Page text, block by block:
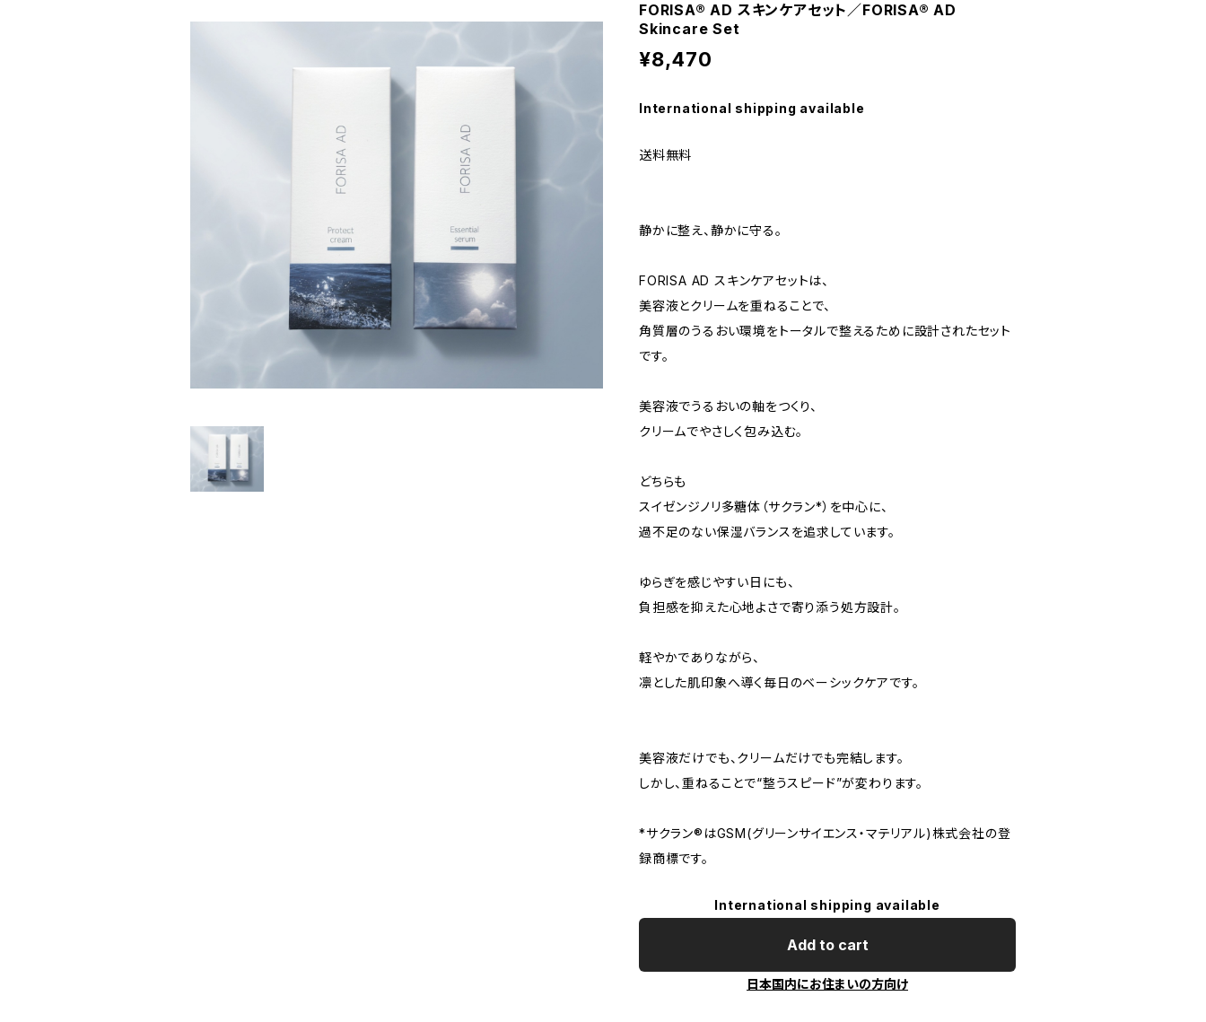
FORISA®︎ AD スキンケアセット／FORISA®︎ AD
Skincare Set
¥8,470
International shipping available
送料無料
静かに整え、静かに守る。
FORISA AD スキンケアセットは、
美容液とクリームを重ねることで、
角質層のうるおい環境をトータルで整えるために設計されたセット
です。
美容液でうるおいの軸をつくり、
クリームでやさしく包み込む。
どちらも
スイゼンジノリ多糖体（サクラン*）を中心に、
過不足のない保湿バランスを追求しています。
ゆらぎを感じやすい日にも、
負担感を抑えた心地よさで寄り添う処方設計。
軽やかでありながら、
凛とした肌印象へ導く毎日のベーシックケアです。
美容液だけでも、クリームだけでも完結します。
しかし、重ねることで“整うスピード”が変わります。
*サクラン®︎はGSM(グリーンサイエンス・マテリアル)株式会社の登
録商標です。
International shipping available
Add to cart
日本国内にお住まいの方向け